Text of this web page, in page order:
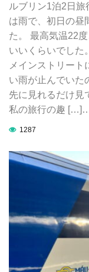
ルブリン1泊2日旅
は雨で、初日の昼
た。 最高気温22
いいくらいでした
メインストリー
い雨が止んでいた
先に見れるだけ見
私の旅行の趣
1287